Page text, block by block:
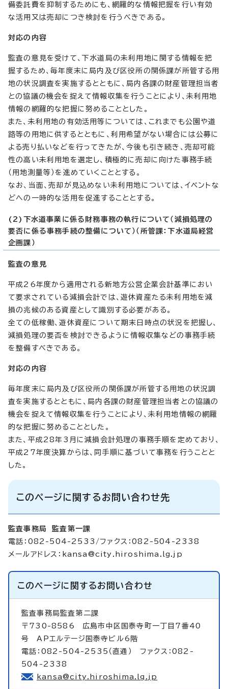
備委託費を抑制するためにも、網羅的な情報把握を行い有効
な活用又は売却につき検討を行うべきである。
対応の内容
監査の意見を受けて、下水道局の未利用地に関する情報を把
握するため、毎年度末に局内及び区役所の関係課が所管する用
地の状況調査を実施するとともに、局内各課の財産管理担当者
との協議の機会を捉えて情報収集を行うことにより、未利用地
情報の網羅的な把握に努めることとした。
また、未利用地の有効活用等については、これまでも公園や道
路等の用地に供するとともに、利用希望がない場合には公募に
よる売り払いなどを行ってきたが、今後も引き続き、売却可能
性の高い未利用地を選定し、積極的に売却に向けた事務手続
（用地測量等）を進めていくこととする。
なお、当面、売却が見込めない未利用地については、イベントな
どへの一時的な活用を促進することとする。
(2)下水道事業に係る財務事務の執行について（減損処理の
要否に係る事務手続の整備について）（所管課：下水道局経営
企画課）
監査の意見
平成26年度から適用される新地方公営企業会計基準におい
て要求されている減損会計では、遊休資産たる未利用地を減
損の兆候のある資産として識別する必要がある。
全ての低稼働、遊休資産について期末日時点の状況を把握し、
減損処理の要否を検討できるように情報収集などの事務手続
を整備すべきである。
対応の内容
毎年度末に局内及び区役所の関係課が所管する用地の状況調
査を実施するとともに、局内各課の財産管理担当者との協議の
機会を捉えて情報収集を行うことにより、未利用地情報の網羅
的な把握に努めることとした。
また、平成28年3月に減損会計処理の事務手順を定めており、
平成27年度決算からは、同手順に基づいて事務を行うことと
した。
このページに関するお問い合わせ先
監査事務局 監査第一課
電話：082-504-2533/ファクス：082-504-2338
メールアドレス： kansa@city.hiroshima.lg.jp
このページに関するお問い合わせ
監査事務局監査第二課
〒730-8586 広島市中区国泰寺町一丁目7番40
号 APエルテージ国泰寺ビル6階
電話：082-504-2535（直通） ファクス：082-
504-2338
kansa@city.hiroshima.lg.jp